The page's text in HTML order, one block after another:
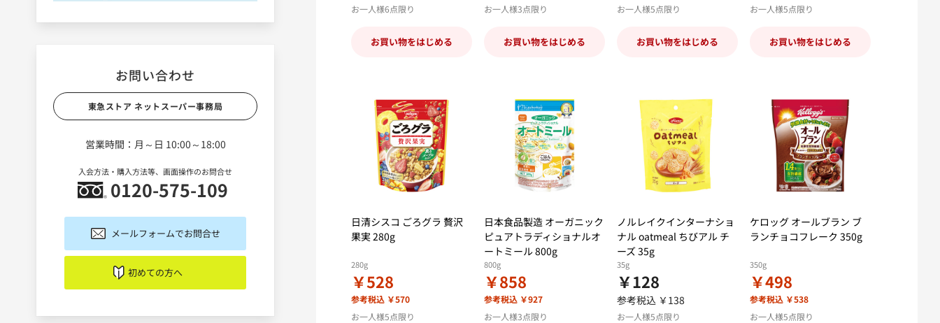
お問い合わせ
東急ストア ネットスーパー事務局
営業時間：月～日 10:00～18:00
入会方法・購入方法等、画面操作のお問合せ
0120-575-109
メールフォームでお問合せ
初めての方へ
お一人様6点限り
お買い物をはじめる
お一人様3点限り
お買い物をはじめる
お一人様5点限り
お買い物をはじめる
お一人様5点限り
お買い物をはじめる
日清シスコ ごろグラ 贅沢
果実 280g
280g
￥528
参考税込 ￥570
お一人様5点限り
日本食品製造 オーガニック
ピュアトラディショナルオ
ートミール 800g
800g
￥858
参考税込 ￥927
お一人様3点限り
ノルレイクインターナショ
ナル oatmeal ちびアル チ
ーズ 35g
35g
￥128
参考税込 ￥138
お一人様5点限り
ケロッグ オールブラン ブ
ランチョコフレーク 350g
350g
￥498
参考税込 ￥538
お一人様5点限り